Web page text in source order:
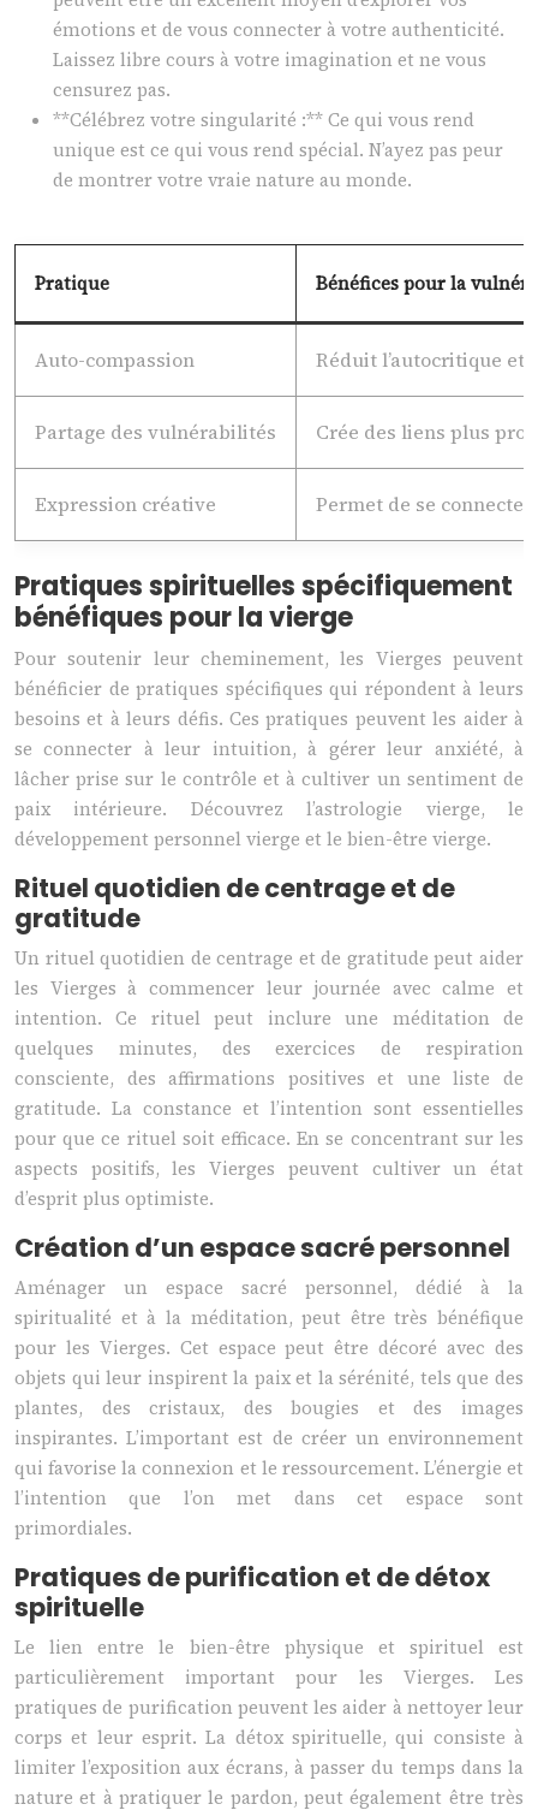
émotions et de vous connecter à votre authenticité.
Laissez libre cours à votre imagination et ne vous
censurez pas.
**Célébrez votre singularité :** Ce qui vous rend
unique est ce qui vous rend spécial. N’ayez pas peur
de montrer votre vraie nature au monde.
Pratique Bénéfices pour la
Auto-compassion Réduit l’autocritique et
Partage des vulnérabilités Crée des liens plus
Expression créative Permet de se
Pratiques spirituelles spécifiquement
bénéfiques pour la vierge
Pour soutenir leur cheminement, les Vierges peuvent
bénéficier de pratiques spécifiques qui répondent à leurs
besoins et à leurs défis. Ces pratiques peuvent les aider à
se connecter à leur intuition, à gérer leur anxiété, à
lâcher prise sur le contrôle et à cultiver un sentiment de
paix intérieure. Découvrez l’astrologie vierge, le
développement personnel vierge et le bien-être vierge.
Rituel quotidien de centrage et de
gratitude
Un rituel quotidien de centrage et de gratitude peut aider
les Vierges à commencer leur journée avec calme et
intention. Ce rituel peut inclure une méditation de
quelques minutes, des exercices de respiration
consciente, des affirmations positives et une liste de
gratitude. La constance et l’intention sont essentielles
pour que ce rituel soit efficace. En se concentrant sur les
aspects positifs, les Vierges peuvent cultiver un état
d’esprit plus optimiste.
Création d’un espace sacré personnel
Aménager un espace sacré personnel, dédié à la
spiritualité et à la méditation, peut être très bénéfique
pour les Vierges. Cet espace peut être décoré avec des
objets qui leur inspirent la paix et la sérénité, tels que des
plantes, des cristaux, des bougies et des images
inspirantes. L’important est de créer un environnement
qui favorise la connexion et le ressourcement. L’énergie et
l’intention que l’on met dans cet espace sont
primordiales.
Pratiques de purification et de détox
spirituelle
Le lien entre le bien-être physique et spirituel est
particulièrement important pour les Vierges. Les
pratiques de purification peuvent les aider à nettoyer leur
corps et leur esprit. La détox spirituelle, qui consiste à
limiter l’exposition aux écrans, à passer du temps dans la
nature et à pratiquer le pardon, peut également être très